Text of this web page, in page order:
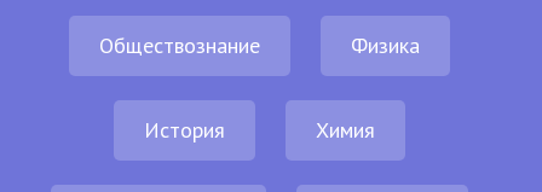
Обществознание Физика
История Химия